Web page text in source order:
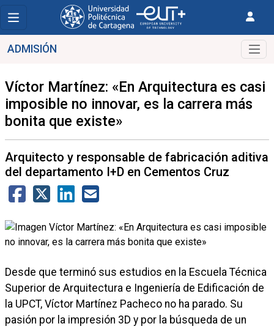
ADMISIÓN
Víctor Martínez: «En Arquitectura es casi
imposible no innovar, es la carrera más
bonita que existe»
Arquitecto y responsable de fabricación aditiva
del departamento I+D en Cementos Cruz
Desde que terminó sus estudios en la Escuela Técnica
Superior de Arquitectura e Ingeniería de Edificación de
la UPCT, Víctor Martínez Pacheco no ha parado. Su
pasión por la impresión 3D y por la búsqueda de un